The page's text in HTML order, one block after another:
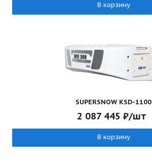
В корзину
SUPERSNOW KSD-1100
2 087 445 ₽/шт
В корзину